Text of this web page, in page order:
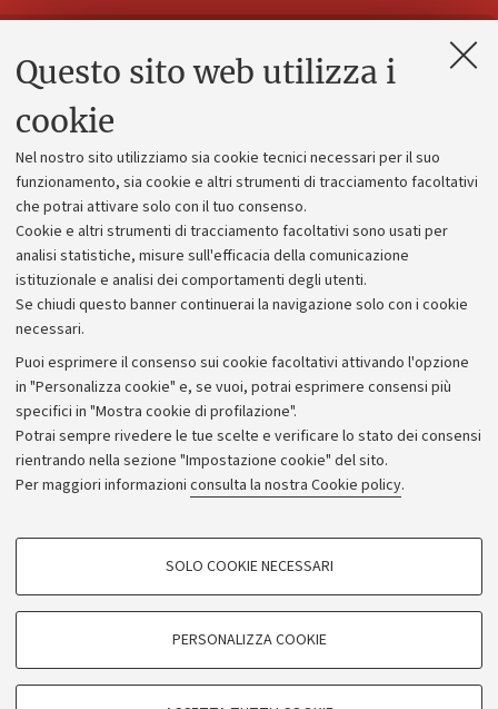
Questo sito web utilizza i
cookie
Nel nostro sito utilizziamo sia cookie tecnici necessari per il suo
funzionamento, sia cookie e altri strumenti di tracciamento facoltativi
che potrai attivare solo con il tuo consenso.
Cookie e altri strumenti di tracciamento facoltativi sono usati per
analisi statistiche, misure sull'efficacia della comunicazione
istituzionale e analisi dei comportamenti degli utenti.
Se chiudi questo banner continuerai la navigazione solo con i cookie
necessari.
Puoi esprimere il consenso sui cookie facoltativi attivando l'opzione
in "Personalizza cookie" e, se vuoi, potrai esprimere consensi più
specifici in "Mostra cookie di profilazione".
Potrai sempre rivedere le tue scelte e verificare lo stato dei consensi
rientrando nella sezione "Impostazione cookie" del sito.
Per maggiori informazioni consulta la nostra Cookie policy.
COOKIE DI PROFILAZIONE - FACOLTATIVI
SOLO COOKIE NECESSARI
PERSONALIZZA COOKIE
Contatti e PEC
Alumni community
Piano strategico
Bilanci
Donazioni e 5x1000
Bandi, gare e concorsi
Albo online
Amministrazione trasparente
Atti di notifica
Informazioni sul sito e accessibilità
Dichiarazione di accessibilità
Privacy e note legali
Impostazioni Cookie
©Copyright 2026 - ALMA MATER STUDIORUM - Università di